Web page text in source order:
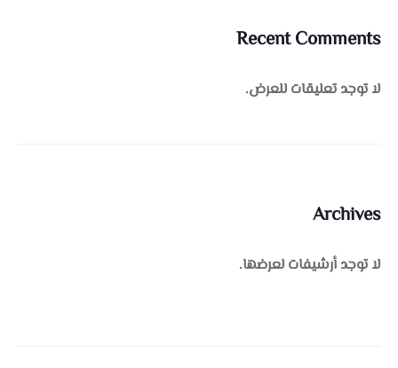
Recent Comments
لا توجد تعليقات للعرض.
Archives
لا توجد أرشيفات لعرضها.